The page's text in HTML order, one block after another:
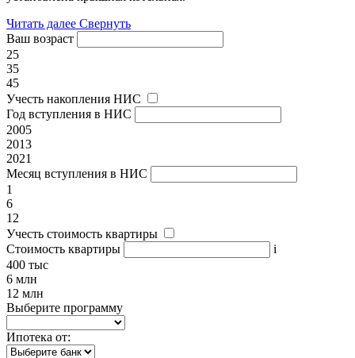
Читать далее Свернуть
Ваш возраст
25
35
45
Учесть накопления НИС
Год вступления в НИС
2005
2013
2021
Месяц вступления в НИС
1
6
12
Учесть стоимость квартиры
Стоимость квартиры
i
400 тыс
6 млн
12 млн
Выберите программу
Ипотека от: